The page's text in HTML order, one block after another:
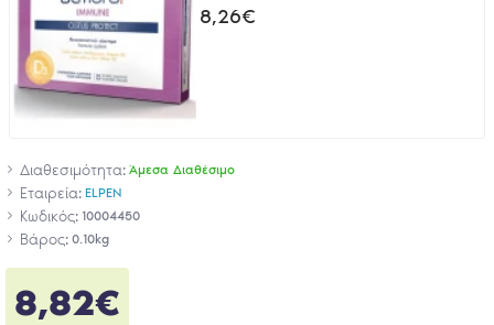
8,26€
Διαθεσιμότητα: Άμεσα Διαθέσιμο
Εταιρεία: ELPEN
Κωδικός: 10004450
Βάρος: 0.10kg
8,82€